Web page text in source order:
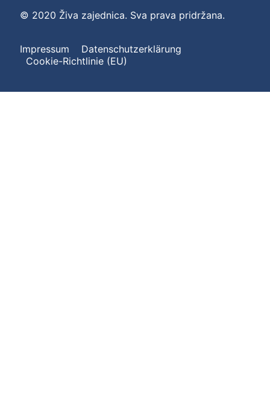
© 2020 Živa zajednica. Sva prava pridržana.
Impressum
Datenschutzerklärung
Cookie-Richtlinie (EU)